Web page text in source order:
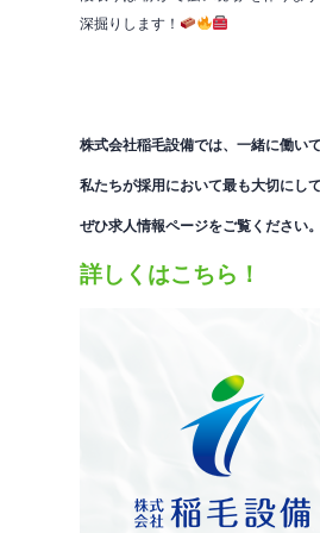
深掘りします！
株式会社稲毛設備では、一緒に働い
私たちが採用において最も大切にし
ぜひ求人情報ページをご覧ください
詳しくはこちら！